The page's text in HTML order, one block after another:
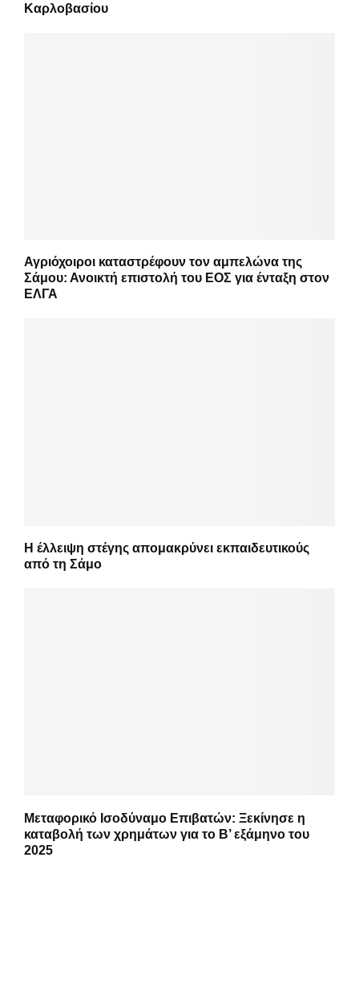
Καρλοβασίου
Αγριόχοιροι καταστρέφουν τον αμπελώνα της
Σάμου: Ανοικτή επιστολή του ΕΟΣ για ένταξη στον
ΕΛΓΑ
Η έλλειψη στέγης απομακρύνει εκπαιδευτικούς
από τη Σάμο
Μεταφορικό Ισοδύναμο Επιβατών: Ξεκίνησε η
καταβολή των χρημάτων για το Β’ εξάμηνο του
2025